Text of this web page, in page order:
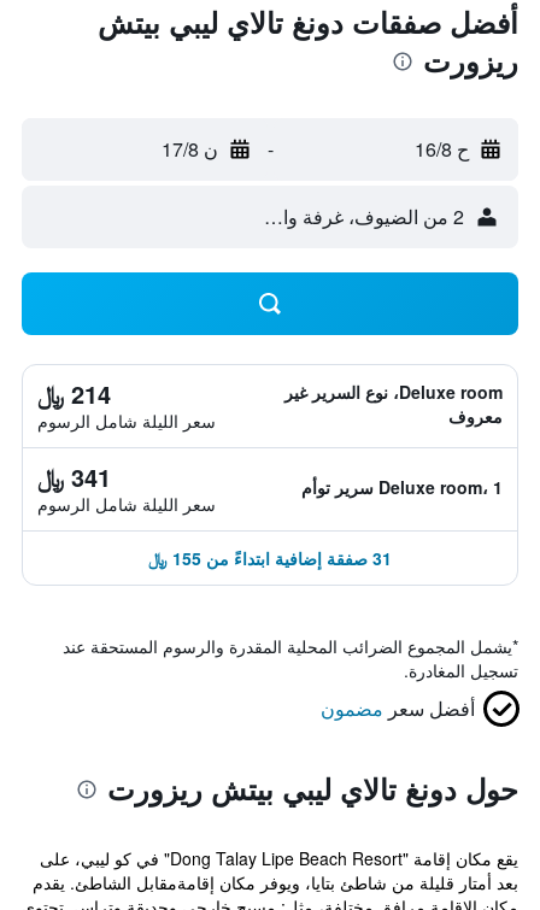
أفضل صفقات دونغ تالاي ليبي بيتش
ريزورت
ح 16/8 - ن 17/8
2 من الضيوف، غرفة واحدة
Deluxe room، نوع السرير غير
معروف
214 ﷼
سعر الليلة شامل الرسوم
Deluxe room، 1 سرير توأم 341 ﷼
سعر الليلة شامل الرسوم
31 صفقة إضافية ابتداءً من 155 ﷼
*يشمل المجموع الضرائب المحلية المقدرة والرسوم المستحقة عند
تسجيل المغادرة.
أفضل سعر مضمون
حول دونغ تالاي ليبي بيتش ريزورت
يقع مكان إقامة "Dong Talay Lipe Beach Resort" في كو ليبي، على
بعد أمتار قليلة من شاطئ بتايا، ويوفر مكان إقامةمقابل الشاطئ. يقدم